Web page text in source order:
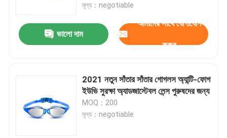
মূল্য：negotiable
ভালো দাম
আমাদের সাথে যোগাযোগ
করুন
2021 নতুন সাঁতার সাঁতার গোগলস অ্যান্টি-ফোগ
ইউভি সুরক্ষা অ্যাডজাস্টেবল লেন্স পুরুষদের জন্য
MOQ：200
মূল্য：negotiable